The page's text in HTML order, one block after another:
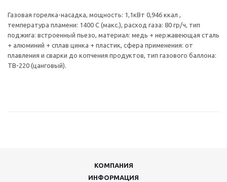
Газовая горелка-насадка, мощность: 1,1кВт 0,946 ккал ,
температура пламени: 1400 С (макс.), расход газа: 80 гр/ч, тип
поджига: встроенный пьезо, материал: медь + нержавеющая сталь
+ алюминий + сплав цинка + пластик, сфера применения: от
плавления и сварки до копчения продуктов, тип газового баллона:
ТВ-220 (цанговый).
КОМПАНИЯ
ИНФОРМАЦИЯ